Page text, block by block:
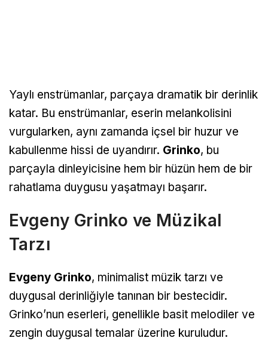
Yaylı enstrümanlar, parçaya dramatik bir derinlik
katar. Bu enstrümanlar, eserin melankolisini
vurgularken, aynı zamanda içsel bir huzur ve
kabullenme hissi de uyandırır. Grinko, bu
parçayla dinleyicisine hem bir hüzün hem de bir
rahatlama duygusu yaşatmayı başarır.
Evgeny Grinko ve Müzikal
Tarzı
Evgeny Grinko, minimalist müzik tarzı ve
duygusal derinliğiyle tanınan bir bestecidir.
Grinko’nun eserleri, genellikle basit melodiler ve
zengin duygusal temalar üzerine kuruludur.